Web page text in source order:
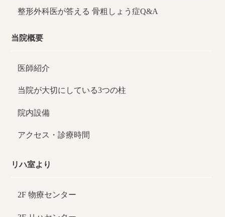
整形外科医が答える 骨粗しょう症Q&A
当院概要
医師紹介
当院が大切にしている3つの柱
院内設備
アクセス・診療時間
リハ室より
2F 物療センター